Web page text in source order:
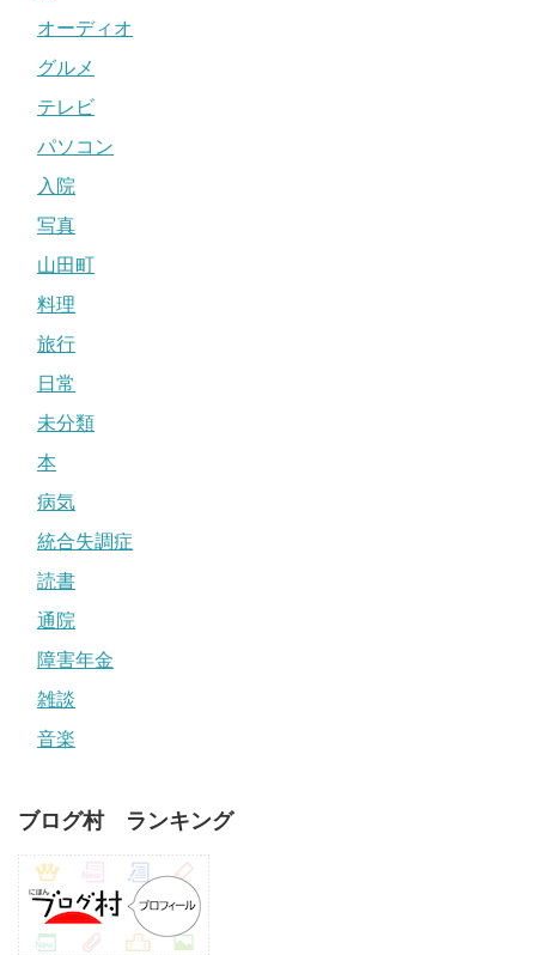
オーディオ
グルメ
テレビ
パソコン
入院
写真
山田町
料理
旅行
日常
未分類
本
病気
統合失調症
読書
通院
障害年金
雑談
音楽
ブログ村 ランキング